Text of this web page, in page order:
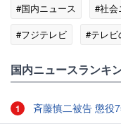
#国内ニュース #社会
#フジテレビ
#テレビ
国内ニュースランキ
1 斉藤慎二被告 懲役